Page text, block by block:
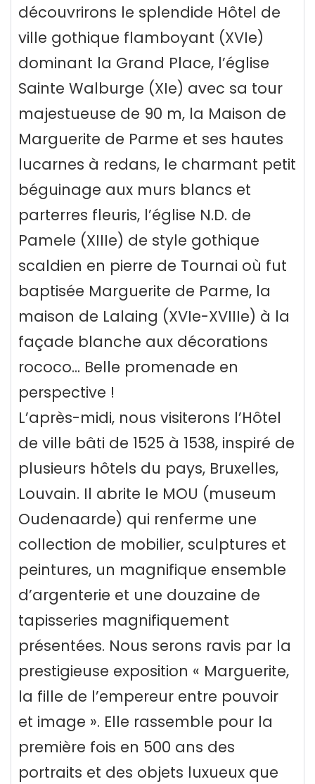
découvrirons le splendide Hôtel de
ville gothique flamboyant (XVIe)
dominant la Grand Place, l’église
Sainte Walburge (XIe) avec sa tour
majestueuse de 90 m, la Maison de
Marguerite de Parme et ses hautes
lucarnes à redans, le charmant petit
béguinage aux murs blancs et
parterres fleuris, l’église N.D. de
Pamele (XIIIe) de style gothique
scaldien en pierre de Tournai où fut
baptisée Marguerite de Parme, la
maison de Lalaing (XVIe-XVIIIe) à la
façade blanche aux décorations
rococo... Belle promenade en
perspective !
L’après-midi, nous visiterons l’Hôtel
de ville bâti de 1525 à 1538, inspiré de
plusieurs hôtels du pays, Bruxelles,
Louvain. Il abrite le MOU (museum
Oudenaarde) qui renferme une
collection de mobilier, sculptures et
peintures, un magnifique ensemble
d’argenterie et une douzaine de
tapisseries magnifiquement
présentées. Nous serons ravis par la
prestigieuse exposition « Marguerite,
la fille de l’empereur entre pouvoir
et image ». Elle rassemble pour la
première fois en 500 ans des
portraits et des objets luxueux que